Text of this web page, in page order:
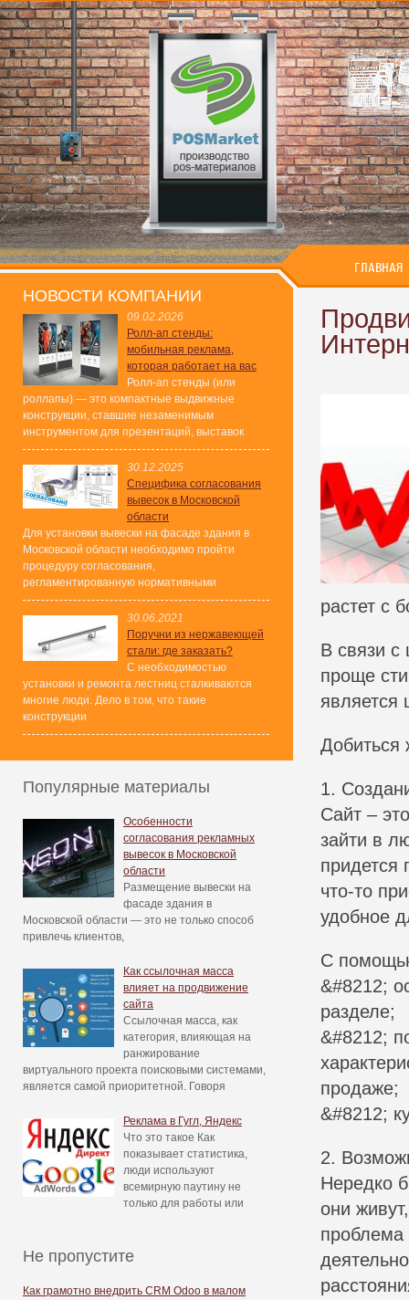
ГЛАВНАЯ
НОВОСТИ КОМПАНИИ
09.02.2026
Ролл-ап стенды:
мобильная реклама,
которая работает на вас
Ролл-ап стенды (или
роллапы) — это компактные выдвижные
конструкции, ставшие незаменимым
инструментом для презентаций, выставок
30.12.2025
Специфика согласования
вывесок в Московской
области
Для установки вывески на фасаде здания в
Московской области необходимо пройти
процедуру согласования,
регламентированную нормативными
30.06.2021
Поручни из нержавеющей
стали: где заказать?
С необходимостью
установки и ремонта лестниц сталкиваются
многие люди. Дело в том, что такие
конструкции
Популярные материалы
Особенности
согласования рекламных
вывесок в Московской
области
Размещение вывески на
фасаде здания в
Московской области — это не только способ
привлечь клиентов,
Как ссылочная масса
влияет на продвижение
сайта
Ссылочная масса, как
категория, влияющая на
ранжирование
виртуального проекта поисковыми системами,
является самой приоритетной. Говоря
Реклама в Гугл, Яндекс
Что это такое Как
показывает статистика,
люди используют
всемирную паутину не
только для работы или
Не пропустите
Как грамотно внедрить CRM Odoo в малом
растет с
В связи с
проще
является
Добиться
1.
Сайт –
зайти в
придется
что-то
удобное
С
&#8212;
разделе;
&#8212;
продаже;
&#8212;
2.
Нередко
они
проблема